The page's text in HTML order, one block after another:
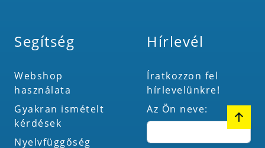
Segítség
Webshop
használata
Gyakran ismételt
kérdések
Nyelvfüggőség
Hírlevél
Íratkozzon fel
hírlevelünkre!
Az Ön neve: